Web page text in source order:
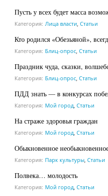
Пусть у всех будет масса
Категория: Лица власти Статьи
Кто родился «Обезьяной»,
Категория: Блиц-опрос Статьи
Праздник чуда, сказки,
Категория: Блиц-опрос Статьи
ПДД знать — в конкурсах
Категория: Мой город Статьи
На страже здоровья граждан
Категория: Мой город Статьи
Обыкновенное
Категория: Парк культуры Статьи
Полвека… молодость
Категория: Мой город Статьи